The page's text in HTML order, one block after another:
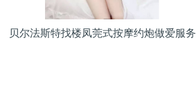
贝尔法斯特找楼凤莞式按摩约炮做爱服务